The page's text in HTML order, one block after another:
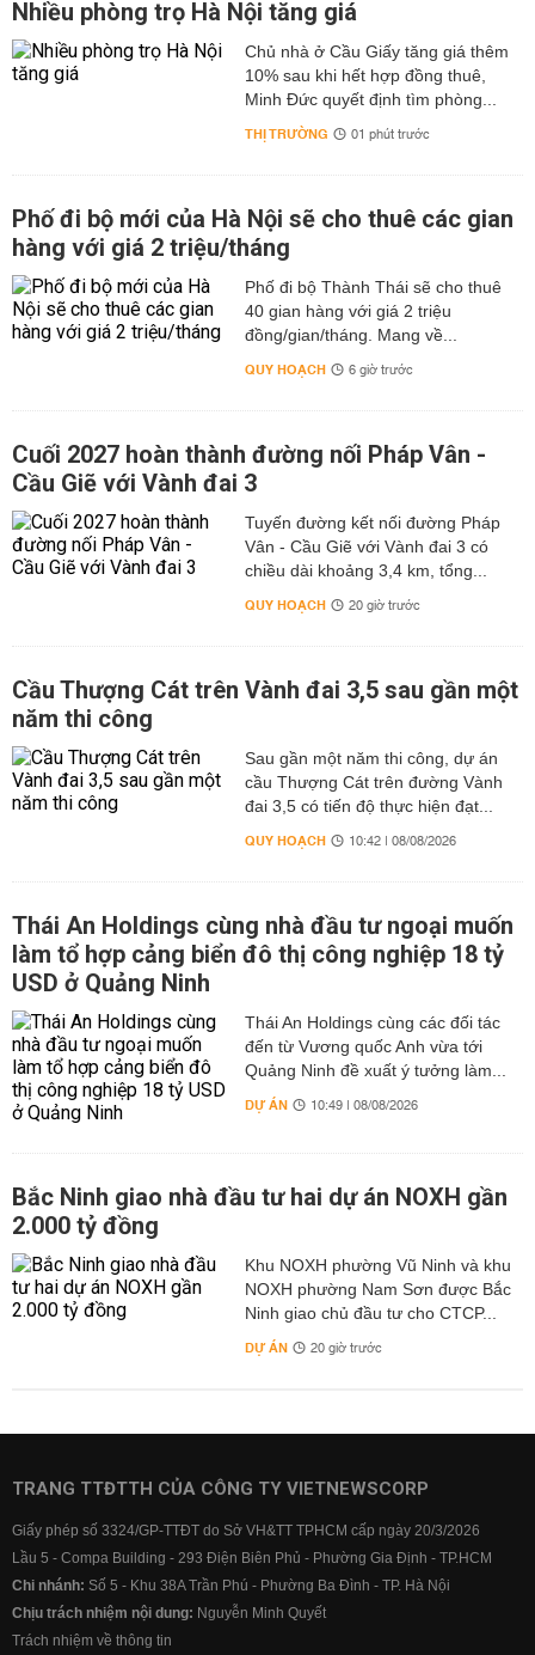
Nhiều phòng trọ Hà Nội tăng giá
Chủ nhà ở Cầu Giấy tăng giá thêm
10% sau khi hết hợp đồng thuê,
Minh Đức quyết định tìm phòng...
THỊ TRƯỜNG 01 phút trước
Phố đi bộ mới của Hà Nội sẽ cho thuê các gian
hàng với giá 2 triệu/tháng
Phố đi bộ Thành Thái sẽ cho thuê
40 gian hàng với giá 2 triệu
đồng/gian/tháng. Mang về...
QUY HOẠCH 6 giờ trước
Cuối 2027 hoàn thành đường nối Pháp Vân -
Cầu Giẽ với Vành đai 3
Tuyến đường kết nối đường Pháp
Vân - Cầu Giẽ với Vành đai 3 có
chiều dài khoảng 3,4 km, tổng...
QUY HOẠCH 20 giờ trước
Cầu Thượng Cát trên Vành đai 3,5 sau gần một
năm thi công
Sau gần một năm thi công, dự án
cầu Thượng Cát trên đường Vành
đai 3,5 có tiến độ thực hiện đạt...
QUY HOẠCH 10:42 | 08/08/2026
Thái An Holdings cùng nhà đầu tư ngoại muốn
làm tổ hợp cảng biển đô thị công nghiệp 18 tỷ
USD ở Quảng Ninh
Thái An Holdings cùng các đối tác
đến từ Vương quốc Anh vừa tới
Quảng Ninh đề xuất ý tưởng làm...
DỰ ÁN 10:49 | 08/08/2026
Bắc Ninh giao nhà đầu tư hai dự án NOXH gần
2.000 tỷ đồng
Khu NOXH phường Vũ Ninh và khu
NOXH phường Nam Sơn được Bắc
Ninh giao chủ đầu tư cho CTCP...
DỰ ÁN 20 giờ trước
TRANG TTĐTTH CỦA CÔNG TY VIETNEWSCORP
Giấy phép số 3324/GP-TTĐT do Sở VH&TT TPHCM cấp ngày 20/3/2026
Lầu 5 - Compa Building - 293 Điện Biên Phủ - Phường Gia Định - TP.HCM
Chi nhánh: Số 5 - Khu 38A Trần Phú - Phường Ba Đình - TP. Hà Nội
Chịu trách nhiệm nội dung: Nguyễn Minh Quyết
Trách nhiệm về thông tin